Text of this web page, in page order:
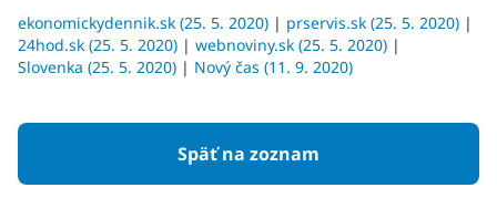
ekonomickydennik.sk (25. 5. 2020) | prservis.sk (25. 5. 2020) |
24hod.sk (25. 5. 2020) | webnoviny.sk (25. 5. 2020) |
Slovenka (25. 5. 2020) | Nový čas (11. 9. 2020)
Späť na zoznam